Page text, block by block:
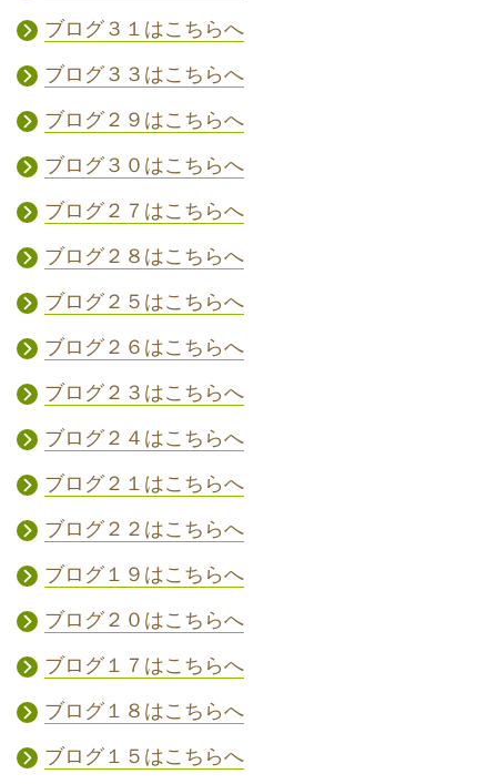
ブログ３１はこちらへ
ブログ３３はこちらへ
ブログ２９はこちらへ
ブログ３０はこちらへ
ブログ２７はこちらへ
ブログ２８はこちらへ
ブログ２５はこちらへ
ブログ２６はこちらへ
ブログ２３はこちらへ
ブログ２４はこちらへ
ブログ２１はこちらへ
ブログ２２はこちらへ
ブログ１９はこちらへ
ブログ２０はこちらへ
ブログ１７はこちらへ
ブログ１８はこちらへ
ブログ１５はこちらへ